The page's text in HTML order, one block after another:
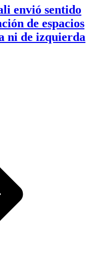
envió sentido
de espacios
ni de izquierda